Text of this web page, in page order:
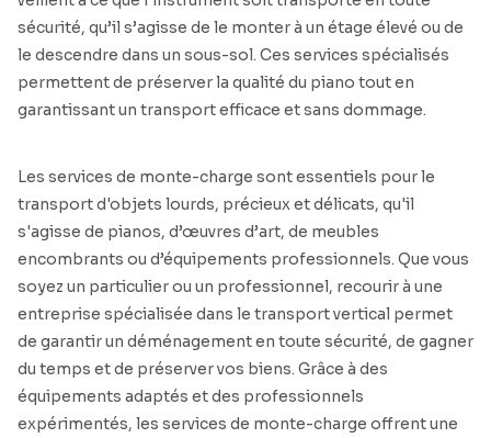
sécurité, qu’il s’agisse de le monter à un étage élevé ou de
le descendre dans un sous-sol. Ces services spécialisés
permettent de préserver la qualité du piano tout en
garantissant un transport efficace et sans dommage.
Les services de monte-charge sont essentiels pour le
transport d'objets lourds, précieux et délicats, qu'il
s'agisse de pianos, d’œuvres d’art, de meubles
encombrants ou d’équipements professionnels. Que vous
soyez un particulier ou un professionnel, recourir à une
entreprise spécialisée dans le transport vertical permet
de garantir un déménagement en toute sécurité, de gagner
du temps et de préserver vos biens. Grâce à des
équipements adaptés et des professionnels
expérimentés, les services de monte-charge offrent une